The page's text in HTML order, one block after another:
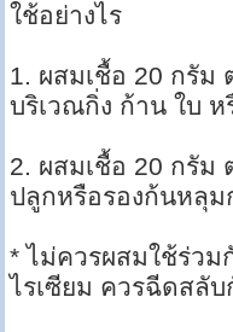
ใช้อย่างไร
1. ผสมเชื้อ 20 กรั
บริเวณกิ่ง ก้าน ใบ
2. ผสมเชื้อ 20 กรัม
ปลูกหรือรองก้นหลุ
* ไม่ควรผสมใช้ร่วม
ไรเซียม ควรฉีดสลั